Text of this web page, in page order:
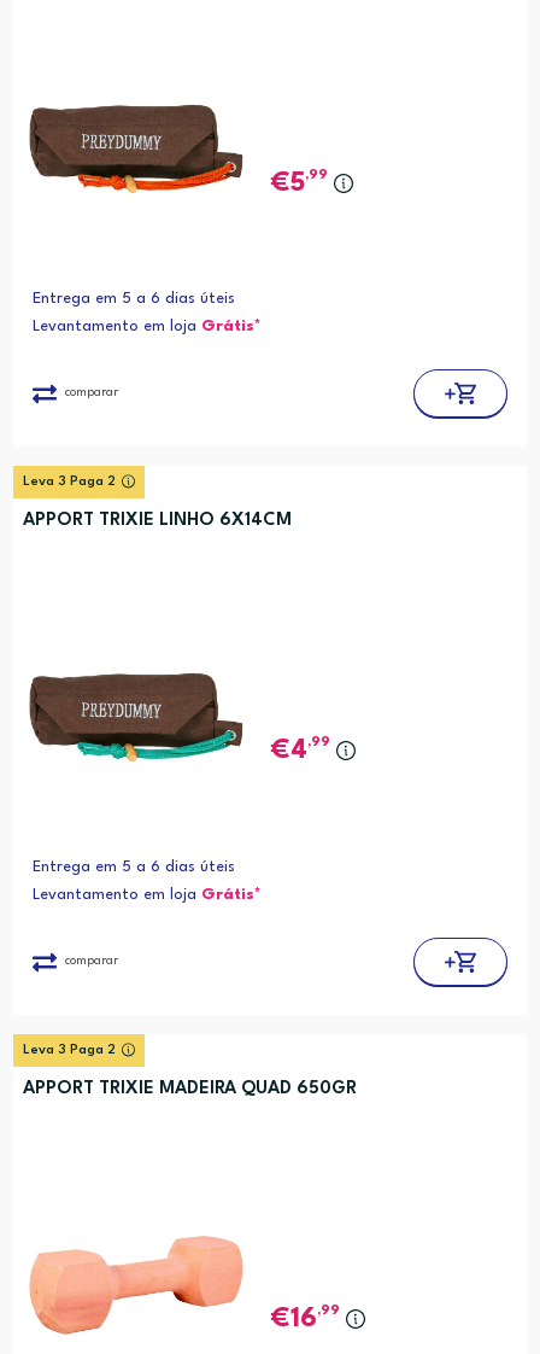
5,99
Entrega em 5 a 6 dias úteis
Levantamento em loja Grátis*
comparar
Leva 3 Paga 2
APPORT TRIXIE LINHO 6X14CM
4,99
Entrega em 5 a 6 dias úteis
Levantamento em loja Grátis*
comparar
Leva 3 Paga 2
APPORT TRIXIE MADEIRA QUAD 650GR
16,99